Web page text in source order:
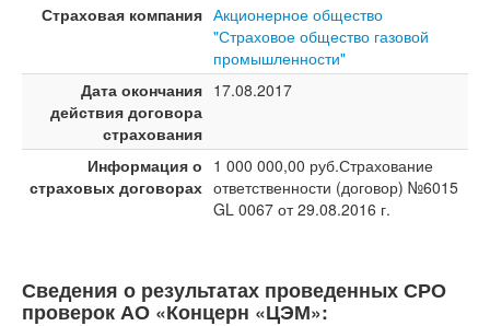
Страховая компания Акционерное общество
"Страховое общество газовой
промышленности"
Дата окончания
действия договора
страхования
17.08.2017
Информация о
страховых договорах
1 000 000,00 руб.Страхование
ответственности (договор) №6015
GL 0067 от 29.08.2016 г.
Сведения о результатах проведенных СРО
проверок АО «Концерн «ЦЭМ»: